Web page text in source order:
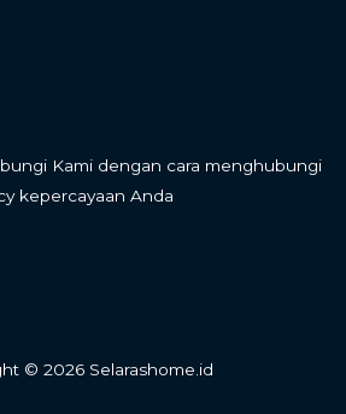
Kami dengan cara menghubungi
kepercayaan Anda
© 2026 Selarashome.id